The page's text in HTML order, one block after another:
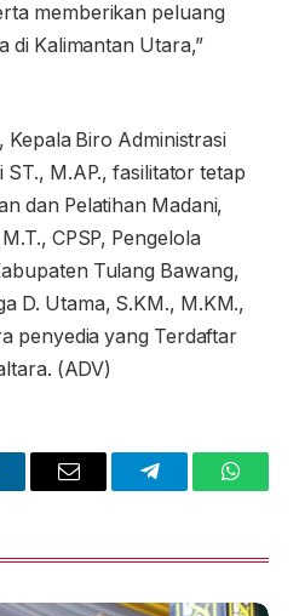
memberikan peluang
di Kalimantan Utara,”
Biro Administrasi
ST., M.AP., fasilitator tetap
dan Pelatihan Madani,
CPSP, Pengelola
Tulang Bawang,
D. Utama, S.KM., M.KM.,
penyedia yang Terdaftar
(ADV)
Email Telegram